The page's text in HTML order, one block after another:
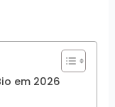
em 2026